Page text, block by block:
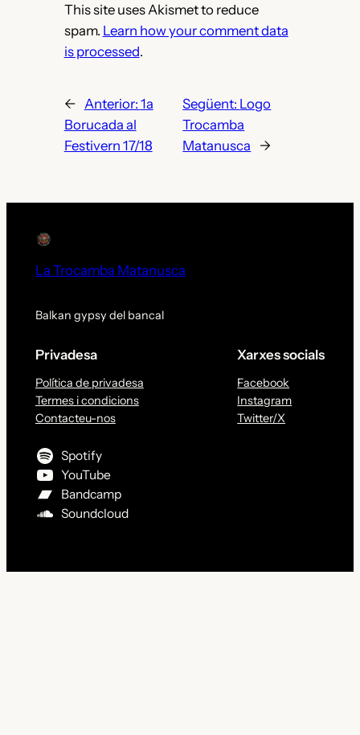
This site uses Akismet to reduce
spam. Learn how your comment data
is processed.
← Anterior: 1a
Borucada al
Festivern 17/18
Següent: Logo
Trocamba
Matanusca
→
La Trocamba Matanusca
Balkan gypsy del bancal
Privadesa
Política de privadesa
Termes i condicions
Contacteu-nos
Xarxes socials
Facebook
Instagram
Twitter/X
Spotify
YouTube
Bandcamp
Soundcloud